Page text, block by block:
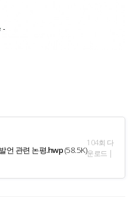
언 관련 논평.hwp(58.5K)
104회 다
운로드 |